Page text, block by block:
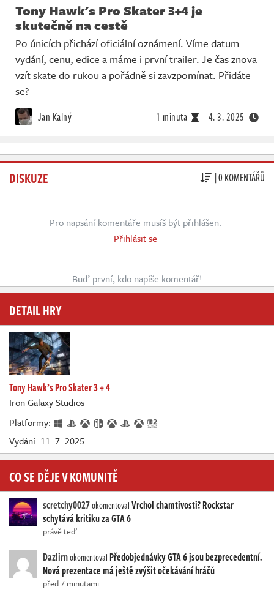
Tony Hawk's Pro Skater 3+4 je
skutečně na cestě
Po únicích přichází oficiální oznámení. Víme datum
vydání, cenu, edice a máme i první trailer. Je čas znova
vzít skate do rukou a pořádně si zavzpomínat. Přidáte
se?
Jan Kalný 1 minuta 4. 3. 2025
DISKUZE | 0 KOMENTÁŘŮ
Pro napsání komentáře musíš být přihlášen.
Přihlásit se
Buď první, kdo napíše komentář!
DETAIL HRY
Tony Hawk’s Pro Skater 3 + 4
Iron Galaxy Studios
Platformy:
Vydání: 11. 7. 2025
CO SE DĚJE V KOMUNITĚ
scretchy0027okomentovalVrchol chamtivosti? Rockstar
schytává kritiku za GTA 6
právě teď
Dazlirnokomentoval Předobjednávky GTA 6 jsou bezprecedentní.
Nová prezentace má ještě zvýšit očekávání hráčů
před 7 minutami